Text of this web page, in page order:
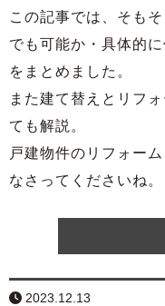
この記事では、そも
でも可能か・具体的
をまとめました。
また建て替えとリフ
ても解説。
戸建物件のリフォー
なさってくださいね。
2023.12.13